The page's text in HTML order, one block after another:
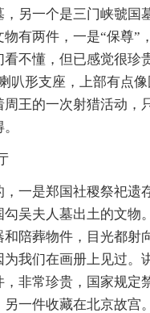
，另一个是三门峡虢国
有两件，一是“保尊”
不懂，但已感觉很珍
叭形支座，上部有点
周王的一次射猎活动，
是郑国社稷祭祀遗
勾吴夫人墓出土的文物
和陪葬物件，目光都射
我们在画册上见过。
非常珍贵，国家规定
另一件收藏在北京故宫